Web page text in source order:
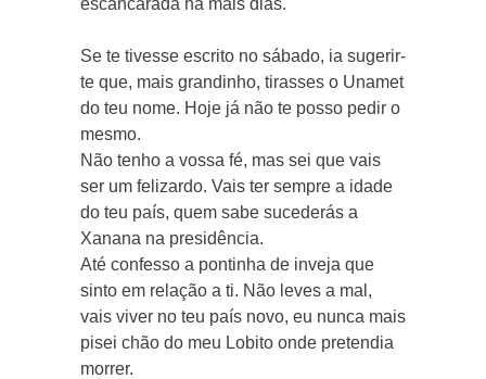
escancarada há mais dias.
Se te tivesse escrito no sábado, ia sugerir-
te que, mais grandinho, tirasses o Unamet
do teu nome. Hoje já não te posso pedir o
mesmo.
Não tenho a vossa fé, mas sei que vais
ser um felizardo. Vais ter sempre a idade
do teu país, quem sabe sucederás a
Xanana na presidência.
Até confesso a pontinha de inveja que
sinto em relação a ti. Não leves a mal,
vais viver no teu país novo, eu nunca mais
pisei chão do meu Lobito onde pretendia
morrer.